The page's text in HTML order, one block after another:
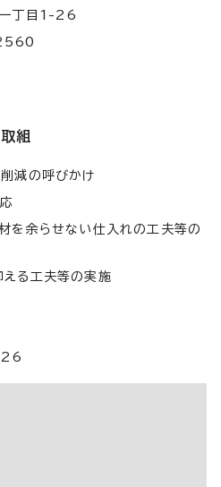
一丁目1-26
組
減の呼びかけ
を余らせない仕入れの工夫等の
る工夫等の実施
26